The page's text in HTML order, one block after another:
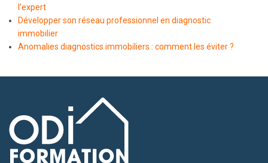
l’expert
Développer son réseau professionnel en diagnostic
immobilier
Anomalies diagnostics immobiliers : comment les éviter ?